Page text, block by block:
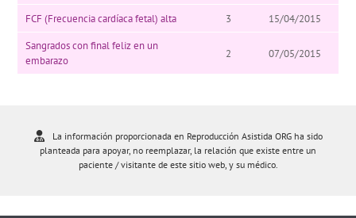
FCF (Frecuencia cardíaca fetal) alta 3
15/04/2015
Sangrados con final feliz en un
embarazo
2 07/05/2015
La información proporcionada en Reproducción Asistida ORG ha sido
planteada para apoyar, no reemplazar, la relación que existe entre un
paciente / visitante de este sitio web, y su médico.